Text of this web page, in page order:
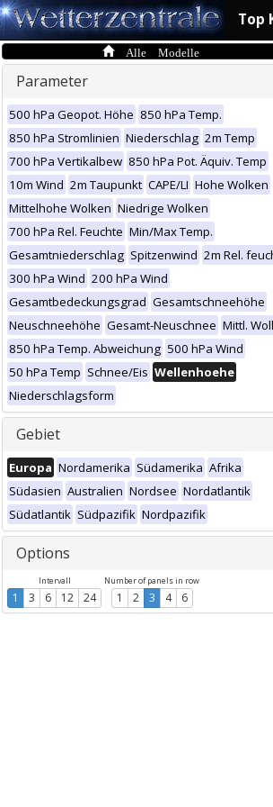
Top
Alle Modelle
Parameter
500 hPa Geopot. Höhe 850 hPa Temp.
850 hPa Stromlinien Niederschlag 2m Temp
700 hPa Vertikalbew 850 hPa Pot. Äquiv. Temp
10m Wind 2m Taupunkt CAPE/LI Hohe Wolken
Mittelhohe Wolken Niedrige Wolken
700 hPa Rel. Feuchte Min/Max Temp.
Gesamtniederschlag Spitzenwind 2m Rel.
300 hPa Wind 200 hPa Wind
Gesamtbedeckungsgrad Gesamtschneehöhe
Neuschneehöhe Gesamt-Neuschnee Mittl.
850 hPa Temp. Abweichung 500 hPa Wind
50 hPa Temp Schnee/Eis Wellenhoehe
Niederschlagsform
Gebiet
Europa Nordamerika Südamerika Afrika
Südasien Australien Nordsee Nordatlantik
Südatlantik Südpazifik Nordpazifik
Options
Intervall
1 3 6 12 24
Number of panels in row
1 2 3 4 6